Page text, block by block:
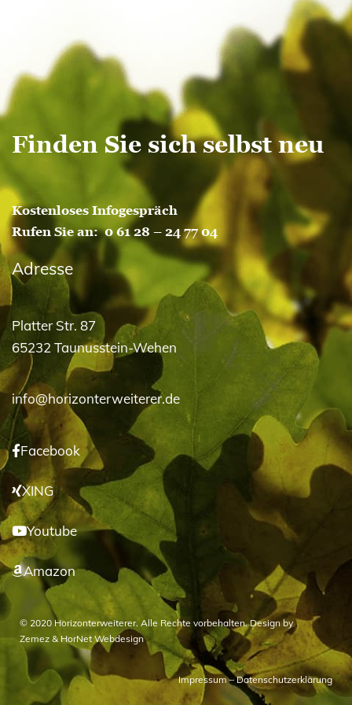
Mai 2016
Oktober 2015
Finden Sie sich selbst neu
Kostenloses Infogespräch
Rufen Sie an:0 61 28 – 24 77 04
Adresse
Platter Str. 87
65232 Taunusstein-Wehen
info@horizonterweiterer.de
Facebook
XING
Youtube
Amazon
© 2020 Horizonterweiterer. Alle Rechte vorbehalten. Design by
Zemez & HorNet Webdesign
Impressum–Datenschutzerklärung